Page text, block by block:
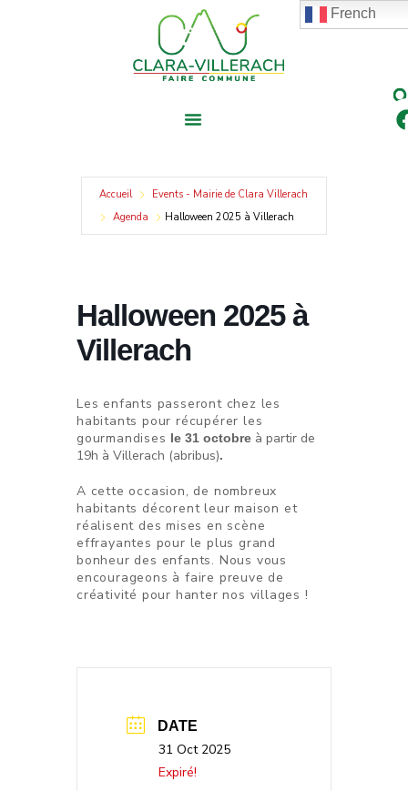
Accueil
Events - Mairie de Clara Villerach
Agenda
Halloween 2025 à Villerach
Halloween 2025 à
Villerach
Les enfants passeront chez les
habitants pour récupérer les
gourmandises le 31 octobre à partir de
19h à Villerach (abribus).
A cette occasion, de nombreux
habitants décorent leur maison et
réalisent des mises en scène
effrayantes pour le plus grand
bonheur des enfants. Nous vous
encourageons à faire preuve de
créativité pour hanter nos villages !
DATE
31 Oct 2025
Expiré!
French